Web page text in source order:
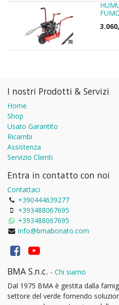
I nostri Prodotti & Servizi
Home
Shop
Usato Garantito
Ricambi
Assistenza
Servizio Clienti
Entra in contatto con noi
Contattaci
+390444639277
+393488067695
+393488067695
info@bmabonato.com
BMA S.n.c. - Chi siamo
Dal 1975 BMA è gestita dalla
settore del verde fornendo